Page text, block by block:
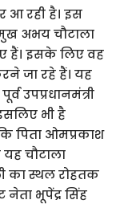
आ रही है। इस
अभय चौटाला
हैं। इसके लिए वह
जा रहे हैं। यह
उपप्रधानमंत्री
भी है
पिता ओमप्रकाश
चौटाला
का स्थल रोहतक
भूपेंद्र सिंह